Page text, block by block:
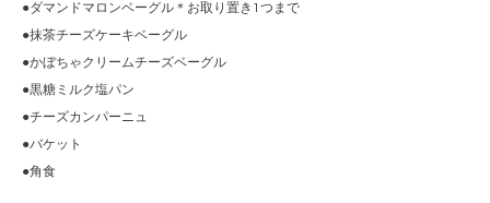
●ダマンドマロンベーグル＊お取り置き1つまで
●抹茶チーズケーキベーグル
●かぼちゃクリームチーズベーグル
●黒糖ミルク塩パン
●チーズカンパーニュ
●バケット
●角食